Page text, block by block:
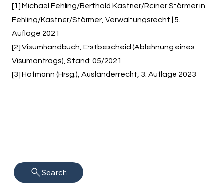
[1] Michael Fehling/Berthold Kastner/Rainer Störmer in
Fehling/Kastner/Störmer, Verwaltungsrecht | 5.
Auflage 2021
[2] Visumhandbuch, Erstbescheid (Ablehnung eines
Visumantrags), Stand: 05/2021
[3] Hofmann (Hrsg.), Ausländerrecht, 3. Auflage 2023
Search